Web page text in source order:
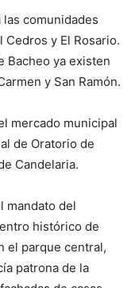
comunidades
Cedros y El Rosario.
Bacheo ya existen
y San Ramón.
mercado municipal
de Oratorio de
Candelaria.
mandato del
histórico de
el parque central,
patrona de la